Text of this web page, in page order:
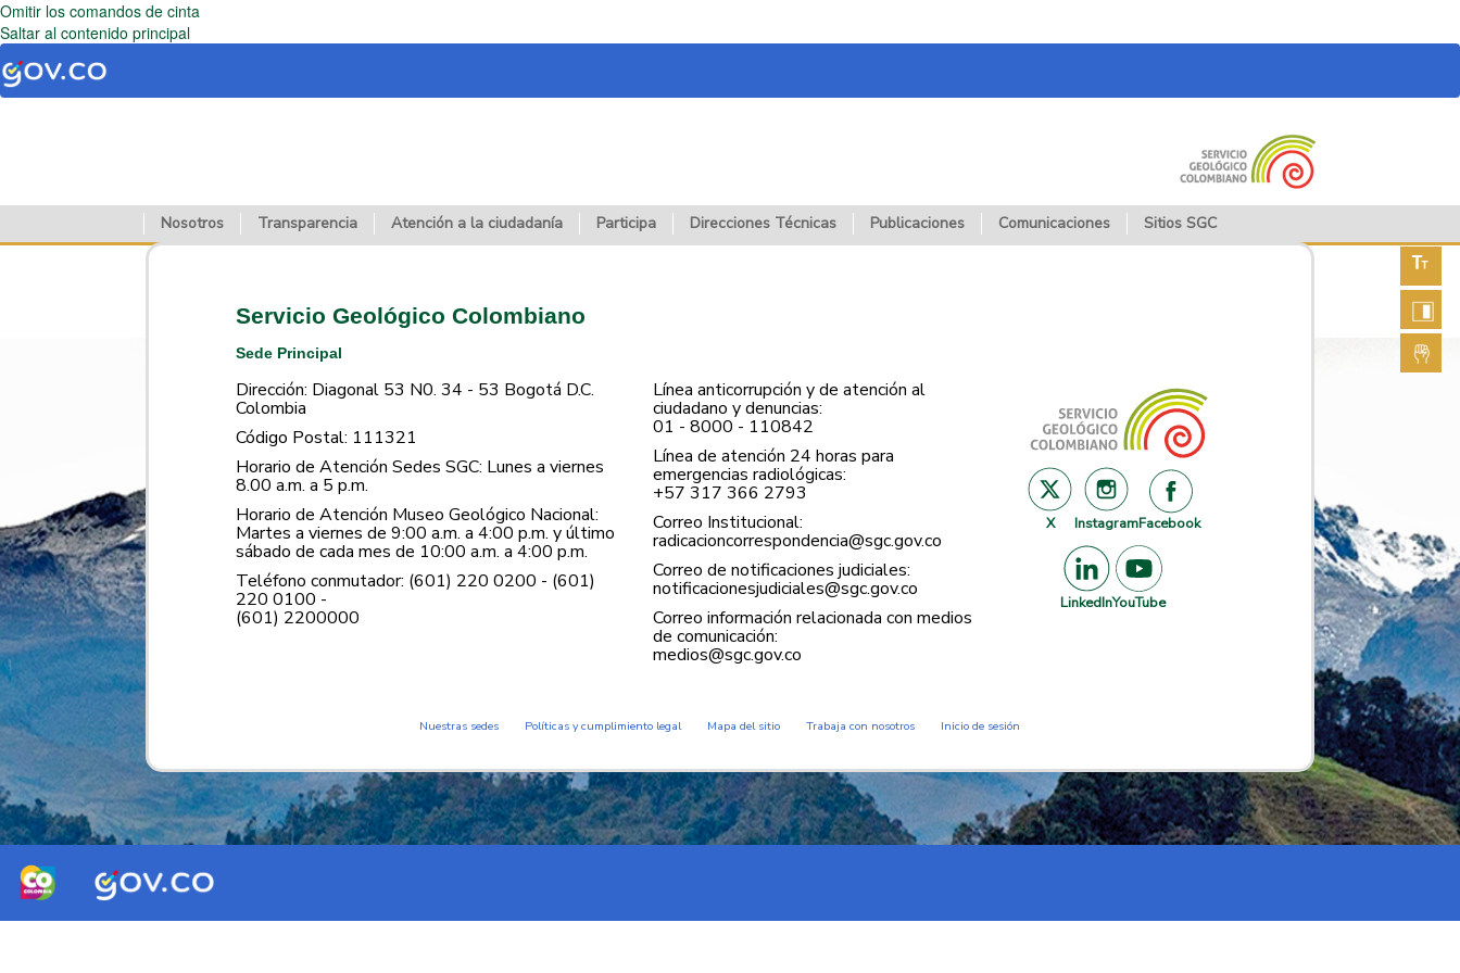
Omitir los comandos de cinta
Saltar al contenido principal
Nosotros Transparencia Atención a la ciudadanía Participa Direcciones Técnicas Publicaciones Comunicaciones Sitios SGC
fuente
Servicio Geológico Colombiano
Sede Principal
Dirección: Diagonal 53 N0. 34 - 53 Bogotá D.C.
Colombia
Código Postal: 111321
Horario de Atención Sedes SGC: Lunes a viernes
8.00 a.m. a 5 p.m.
Horario de Atención Museo Geológico Nacional:
Martes a viernes de 9:00 a.m. a 4:00 p.m. y último
sábado de cada mes de 10:00 a.m. a 4:00 p.m.
Teléfono conmutador: (601) 220 0200 - (601)
220 0100 -
(601) 2200000
Línea anticorrupción y de atención al
ciudadano y denuncias:
01 - 8000 - 110842
Línea de atención 24 horas para
emergencias radiológicas:
+57 ​317 366 2793
Correo Institucional:
radicacioncorrespondencia@sgc.gov.co
Correo de notificaciones judiciales:
notificacionesjudiciales@sgc.gov.co
Correo información relacionada con medios
de comunicación:
medios@sgc.gov.co
X InstagramFacebook
LinkedInYouTube
Nuestras sedes Políticas y cumplimiento legal Mapa del sitio Trabaja con nosotros Inicio de sesión